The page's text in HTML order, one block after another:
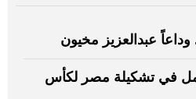
وداعاً عبدالعزيز مخيون
في تشكيلة مصر لكأس